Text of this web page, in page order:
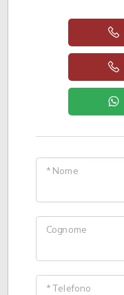
* Nome
Cognome
* Telefono